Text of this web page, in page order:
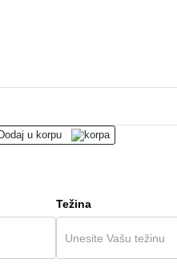
Dodaj u korpu
Težina